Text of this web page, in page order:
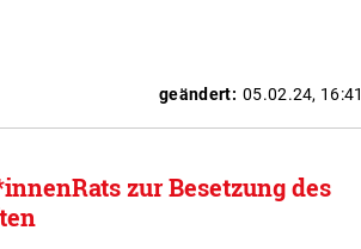
geändert: 05.02.24, 16:41
zur Besetzung des